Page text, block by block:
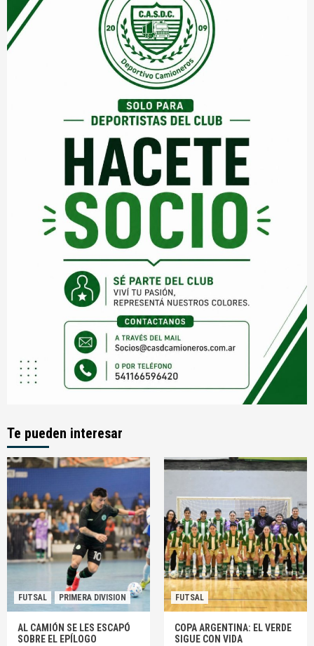
Te pueden interesar
FUTSAL PRIMERA DIVISION
AL CAMIÓN SE LES ESCAPÓ
SOBRE EL EPÍLOGO
FUTSAL
COPA ARGENTINA: EL VERDE
SIGUE CON VIDA